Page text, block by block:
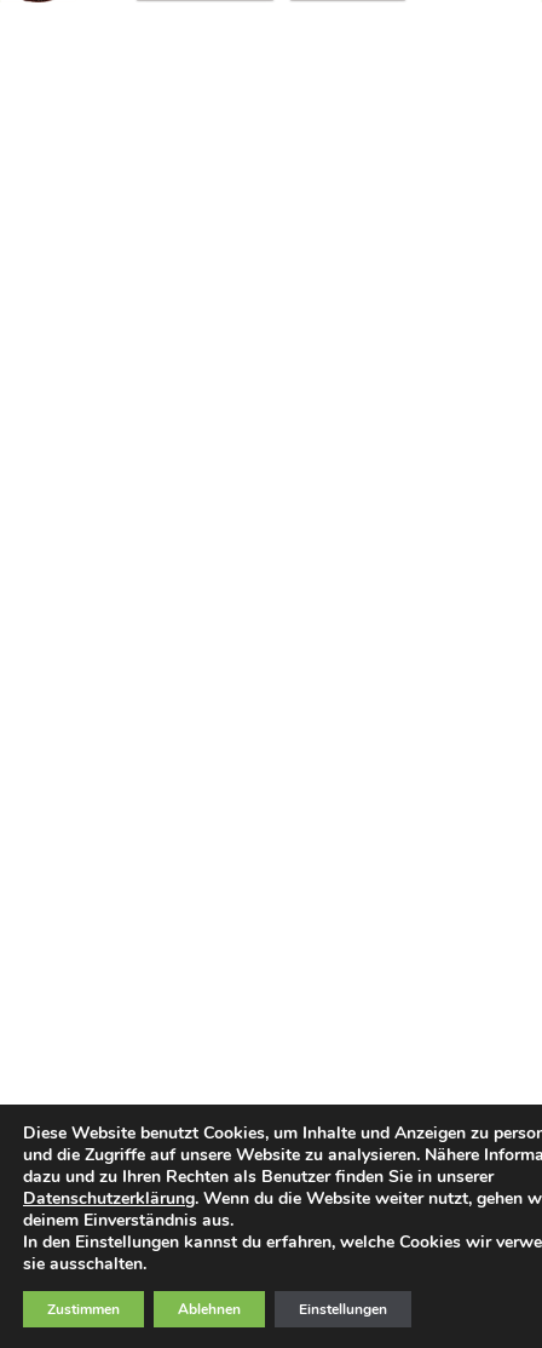
Diese Website benutzt Cookies, um Inhalte und Anzeigen zu
und die Zugriffe auf unsere Website zu analysieren. Nähere
dazu und zu Ihren Rechten als Benutzer finden Sie in unserer
Datenschutzerklärung. Wenn du die Website weiter nutzt, gehen
deinem Einverständnis aus.
In den Einstellungen kannst du erfahren, welche Cookies wir
sie ausschalten.
Zustimmen Ablehnen Einstellungen